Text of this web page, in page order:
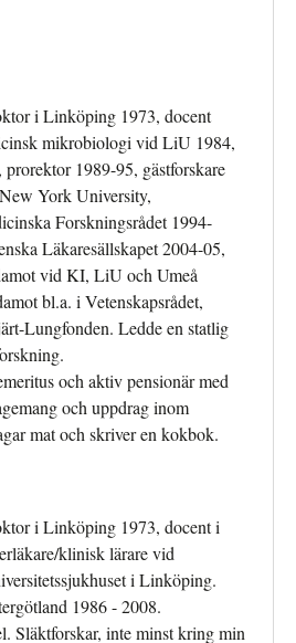
i Linköping 1973, docent
mikrobiologi vid LiU 1984,
1989-95, gästforskare
York University,
Forskningsrådet 1994-
Läkaresällskapet 2004-05,
vid KI, LiU och Umeå
bl.a. i Vetenskapsrådet,
Lungfonden. Ledde en statlig
och aktiv pensionär med
och uppdrag inom
mat och skriver en kokbok.
i Linköping 1973, docent i
klinisk lärare vid
i Linköping.
1986 - 2008.
Släktforskar, inte minst kring min